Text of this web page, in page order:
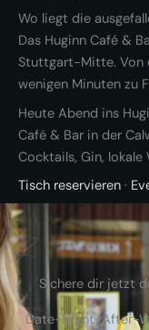
Wo liegt die
Das Huginn Café &
Stuttgart-Mitte. Von
wenigen Minuten zu
Heute Abend ins
Café & Bar in der
Cocktails, Gin,
Tisch reservieren ·
Sichere dir jetzt
Date-Night, After-